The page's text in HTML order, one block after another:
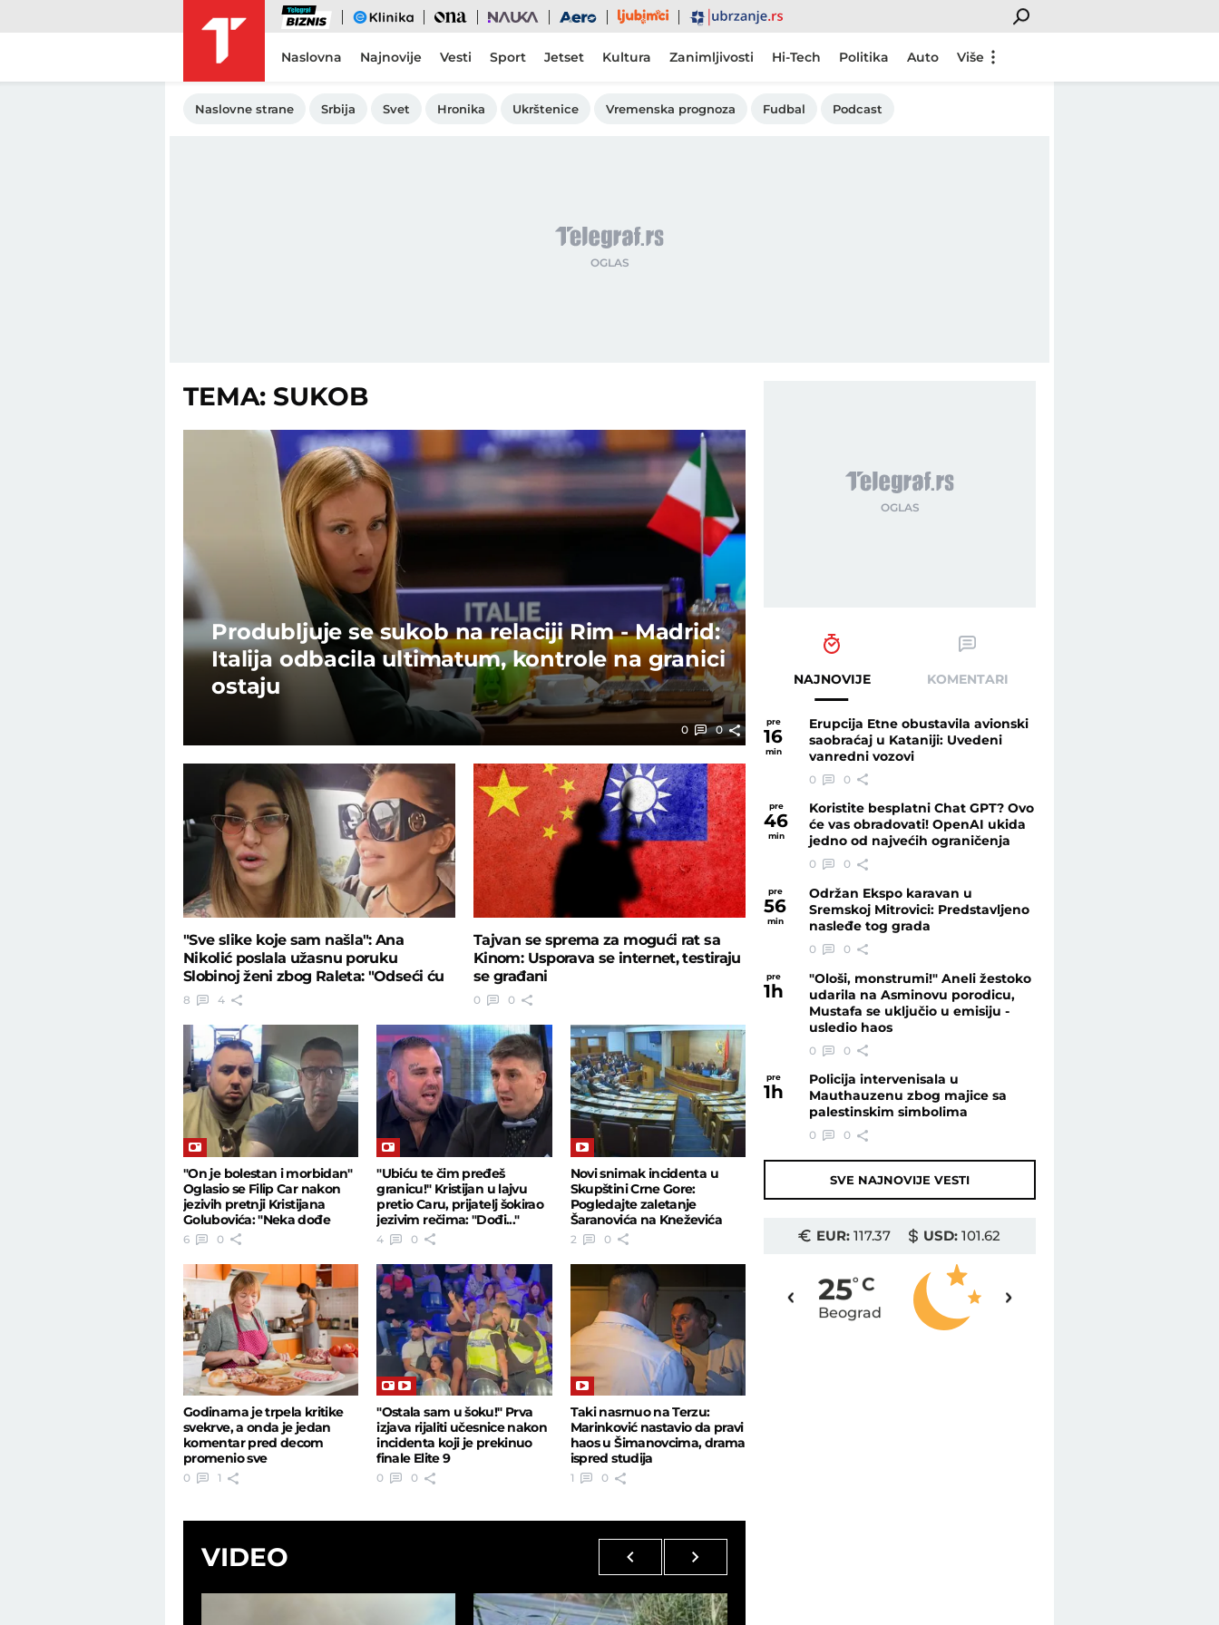
Biznis eKlinika Ona Nauka Aero Ljubimci Ubrzanje
Naslovna Najnovije Vesti Sport Jetset Kultura Zanimljivosti Hi-Tech Politika Auto Više
Naslovne strane Srbija Svet Hronika Ukrštenice Vremenska prognoza Fudbal Podcast
TEMA: SUKOB
Produbljuje se sukob na relaciji Rim - Madrid:
Italija odbacila ultimatum, kontrole na granici
ostaju
0 0
"Sve slike koje sam našla": Ana
Nikolić poslala užasnu poruku
Slobinoj ženi zbog Raleta: "Odseći ću
ti jezik"
8 4
Tajvan se sprema za mogući rat sa
Kinom: Usporava se internet, testiraju
se građani
0 0
"On je bolestan i morbidan"
Oglasio se Filip Car nakon
jezivih pretnji Kristijana
Golubovića: "Neka dođe
sebi"
6 0
"Ubiću te čim pređeš
granicu!" Kristijan u lajvu
pretio Caru, prijatelj šokirao
jezivim rečima: "Dođi..."
4 0
Novi snimak incidenta u
Skupštini Crne Gore:
Pogledajte zaletanje
Šaranovića na Kneževića
2 0
Godinama je trpela kritike
svekrve, a onda je jedan
komentar pred decom
promenio sve
0 1
"Ostala sam u šoku!" Prva
izjava rijaliti učesnice nakon
incidenta koji je prekinuo
finale Elite 9
0 0
Taki nasrnuo na Terzu:
Marinković nastavio da pravi
haos u Šimanovcima, drama
ispred studija
1 0
NAJNOVIJE KOMENTARI
pre
16
min
Erupcija Etne obustavila avionski
saobraćaj u Kataniji: Uvedeni
vanredni vozovi
0 0
pre
46
min
Koristite besplatni Chat GPT? Ovo
će vas obradovati! OpenAI ukida
jedno od najvećih ograničenja
0 0
pre
56
min
Održan Ekspo karavan u
Sremskoj Mitrovici: Predstavljeno
nasleđe tog grada
0 0
pre
1h
"Ološi, monstrumi!" Aneli žestoko
udarila na Asminovu porodicu,
Mustafa se uključio u emisiju -
usledio haos
0 0
pre
1h
Policija intervenisala u
Mauthauzenu zbog majice sa
palestinskim simbolima
0 0
SVE NAJNOVIJE VESTI
EUR:117.37 USD: 101.62
20 C
Priština
25o C
Beograd
VIDEO